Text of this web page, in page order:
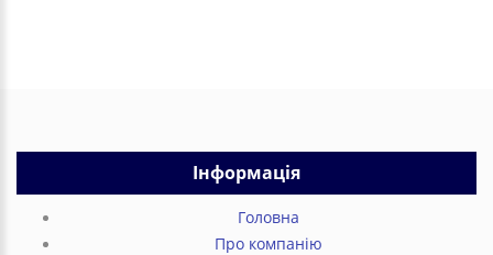
Інформація
Головна
Про компанію